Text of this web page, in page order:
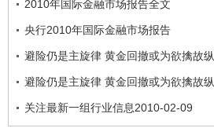
2010年国际金融市场报告全文
央行2010年国际金融市场报告
避险仍是主旋律 黄金回撤或为欲擒故纵
避险仍是主旋律 黄金回撤或为欲擒故纵
关注最新一组行业信息2010-02-09